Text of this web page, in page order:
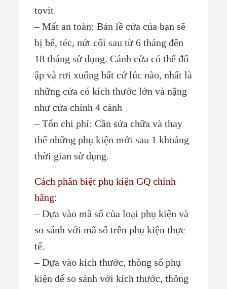
tovit
– Mất an toàn: Bản lề cửa của bạn sẽ
bị bể, téc, nứt cối sau từ 6 tháng đến
18 tháng sử dụng. Cánh cửa có thể đổ
ập và rơi xuống bất cứ lúc nào, nhất là
những cửa có kích thước lớn và nặng
như cửa chính 4 cánh
– Tốn chi phí: Cần sửa chữa và thay
thế những phụ kiện mới sau 1 khoảng
thời gian sử dụng.
Cách phân biệt phụ kiện GQ chính
hãng:
– Dựa vào mã số của loại phụ kiện và
so sánh với mã số trên phụ kiện thực
tế.
– Dựa vào kích thước, thông số phụ
kiện để so sánh với kích thước, thông